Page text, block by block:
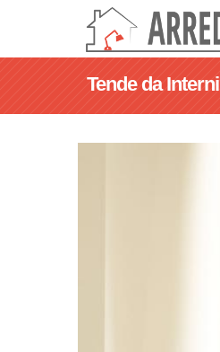
Tende da Interni